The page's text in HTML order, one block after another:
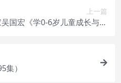
上一篇
国宏《学0-6岁儿童成长与亲
集）